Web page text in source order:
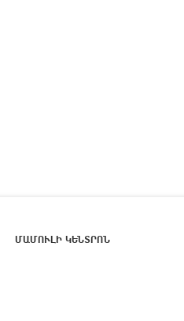
ՄԱՄՈՒԼԻ ԿԵՆՏՐՈՆ